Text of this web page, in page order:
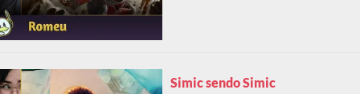
Simic sendo Simic